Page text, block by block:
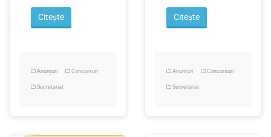
Citește
Anunțuri Concursuri
Secretariat
Citește
Anunțuri Concursuri
Secretariat